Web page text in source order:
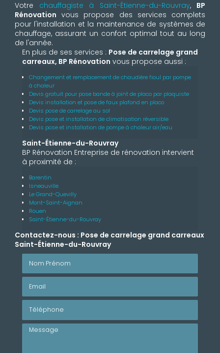
Votre chauffagiste à Saint-Étienne-du-Rouvray, BP
Rénovation vous propose des services complets
pour l'installation et la maintenance de systèmes de
chauffage, assurant un confort optimal tout au long
de l'année.
En plus de ses services : Pose de carrelage grand
carreaux, BP Rénovation vous propose aussi :
Changement et remplacement de chaudière fioul par pompe
à chaleur
Devis gratuit pour pose bande à joint de placo par plaquiste
Devis installation et pose de faux plafond en placo
Devis pose de carrelage au sol
Devis pose et installation de climatisation réversible
Devis pose et installation de pompe à chaleur air/eau
Saint-Étienne-du-Rouvray
BP Rénovation Entreprise de rénovation intervient
à proximité de :
Barentin
Isneauville
Le Grand-Quevilly
Mont-Saint-Aignan
Rouen
Saint-Étienne-du-Rouvray
Contactez-nous : Pose de carrelage grand carreaux
Saint-Étienne-du-Rouvray
Nom Prénom
Message